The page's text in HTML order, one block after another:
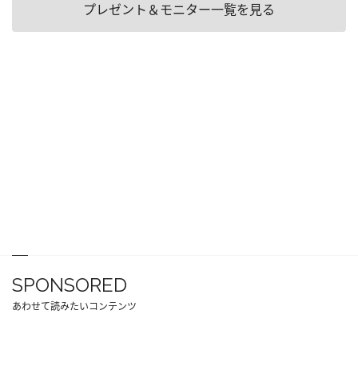
プレゼント＆モニター一覧を見る
SPONSORED
あわせて読みたいコンテンツ